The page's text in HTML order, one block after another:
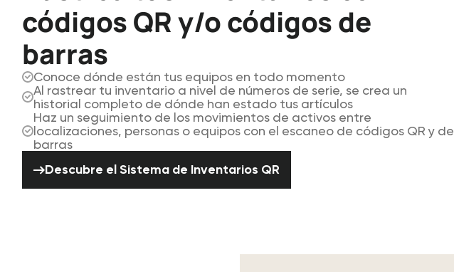
códigos QR y/o códigos de
barras
Conoce dónde están tus equipos en todo momento
Al rastrear tu inventario a nivel de números de serie, se crea un
historial completo de dónde han estado tus artículos
Haz un seguimiento de los movimientos de activos entre
localizaciones, personas o equipos con el escaneo de códigos QR y de
barras
Descubre el Sistema de Inventarios QR